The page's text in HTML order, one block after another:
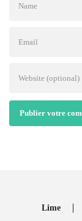
Publier votre
Lime